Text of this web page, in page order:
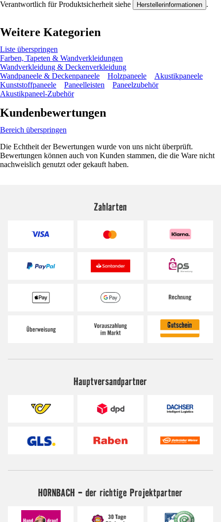
Verantwortlich für Produktsicherheit siehe Herstellerinformationen .
Weitere Kategorien
Liste überspringen
Farben, Tapeten & Wandverkleidungen
Wandverkleidung & Deckenverkleidung
Wandpaneele & Deckenpaneele
Holzpaneele
Akustikpaneele
Kunststoffpaneele
Paneelleisten
Paneelzubehör
Akustikpaneel-Zubehör
Kundenbewertungen
Bereich überspringen
Die Echtheit der Bewertungen wurde von uns nicht überprüft.
Bewertungen können auch von Kunden stammen, die die Ware nicht
nachweislich genutzt oder gekauft haben.
Zahlarten
Hauptversandpartner
HORNBACH - der richtige Projektpartner